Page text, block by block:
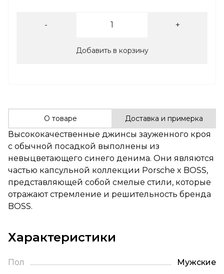
- +
Добавить в корзину
О товаре Доставка и примерка
Высококачественные джинсы зауженного кроя
с обычной посадкой выполнены из
невыцветающего синего денима. Они являются
частью капсульной коллекции Porsche x BOSS,
представляющей собой смелые стили, которые
отражают стремление и решительность бренда
BOSS.
Характеристики
Пол Мужские